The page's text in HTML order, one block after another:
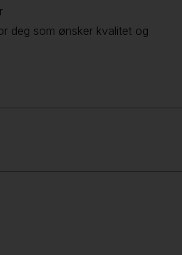
deg som ønsker kvalitet og